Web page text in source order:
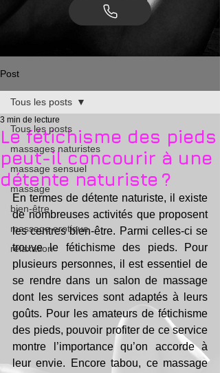
Post
Tous les posts
massages naturistes
massage sensuel
massage
bien-être
massage erotique
relaxation
Tous les posts
Le fétichisme des pieds
peut-il concourir à une
détente naturiste ?
3 min de lecture
En termes de détente naturiste, il existe
de nombreuses activités que proposent
les centres bien-être. Parmi celles-ci se
trouve le fétichisme des pieds. Pour
plusieurs personnes, il est essentiel de
se rendre dans un salon de massage
dont les services sont adaptés à leurs
goûts. Pour les amateurs de fétichisme
des pieds, pouvoir profiter de ce service
montre l’importance qu’on accorde à
leur envie. Encore tabou, ce massage